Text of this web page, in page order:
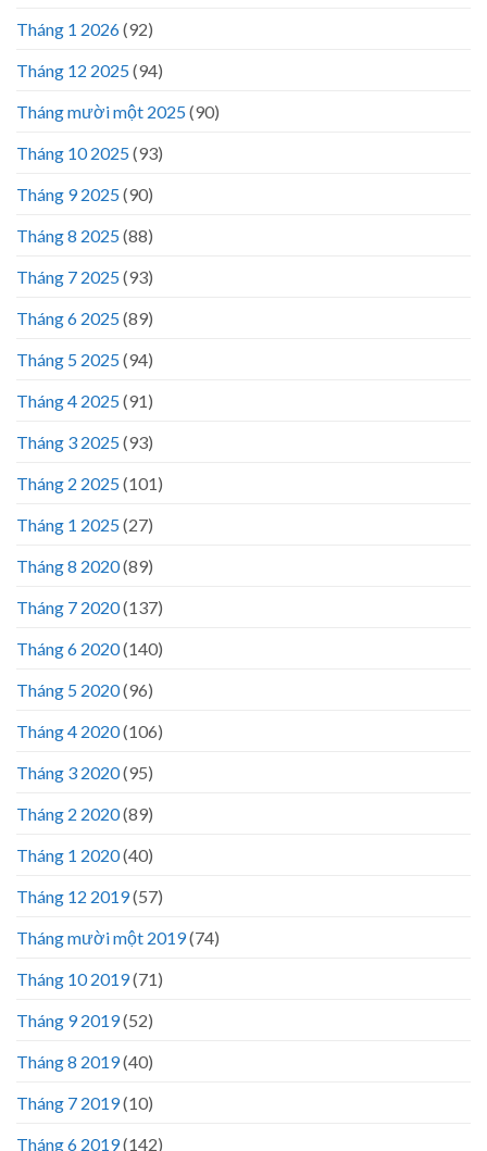
Tháng 1 2026(92)
Tháng 12 2025(94)
Tháng mười một 2025(90)
Tháng 10 2025(93)
Tháng 9 2025(90)
Tháng 8 2025(88)
Tháng 7 2025(93)
Tháng 6 2025(89)
Tháng 5 2025(94)
Tháng 4 2025(91)
Tháng 3 2025(93)
Tháng 2 2025(101)
Tháng 1 2025(27)
Tháng 8 2020(89)
Tháng 7 2020(137)
Tháng 6 2020(140)
Tháng 5 2020(96)
Tháng 4 2020(106)
Tháng 3 2020(95)
Tháng 2 2020(89)
Tháng 1 2020(40)
Tháng 12 2019(57)
Tháng mười một 2019(74)
Tháng 10 2019(71)
Tháng 9 2019(52)
Tháng 8 2019(40)
Tháng 7 2019(10)
Tháng 6 2019(142)